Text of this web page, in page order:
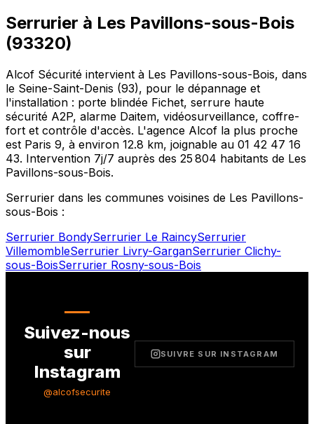
Serrurier à Les Pavillons-sous-Bois
(93320)
Alcof Sécurité intervient à Les Pavillons-sous-Bois, dans
le Seine-Saint-Denis (93), pour le dépannage et
l'installation : porte blindée Fichet, serrure haute
sécurité A2P, alarme Daitem, vidéosurveillance, coffre-
fort et contrôle d'accès. L'agence Alcof la plus proche
est Paris 9, à environ 12.8 km, joignable au 01 42 47 16
43. Intervention 7j/7 auprès des 25 804 habitants de Les
Pavillons-sous-Bois.
Serrurier dans les communes voisines de Les Pavillons-
sous-Bois :
Serrurier BondySerrurier Le RaincySerrurier
VillemombleSerrurier Livry-GarganSerrurier Clichy-
sous-BoisSerrurier Rosny-sous-Bois
Suivez-nous
sur
Instagram
@alcofsecurite
SUIVRE SUR INSTAGRAM